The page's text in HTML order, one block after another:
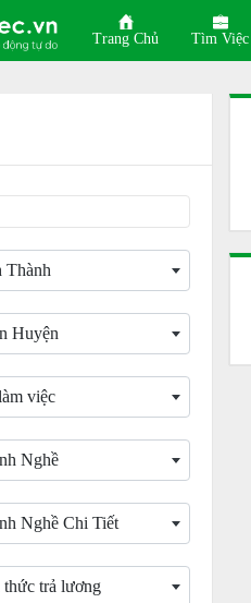
Trang Chủ Tìm Việc
Thành
Huyện
việc
Nghề
Nghề Chi Tiết
trả lương